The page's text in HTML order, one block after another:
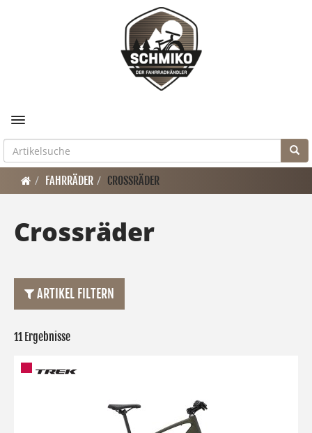
Toggle navigation
FAHRRÄDER CROSSRÄDER
Crossräder
ARTIKEL FILTERN
11 Ergebnisse